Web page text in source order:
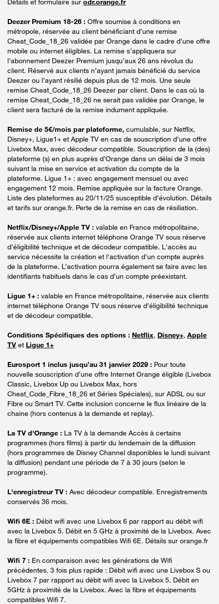
Deezer Premium 18-26 : Offre soumise à conditions en
métropole, réservée au client bénéficiant d’une remise
Cheat_Code_18_26 validée par Orange dans le cadre d’une offre
mobile ou internet éligibles. La remise s’appliquera sur
l’abonnement Deezer Premium jusqu’aux 26 ans révolus du
client. Réservé aux clients n’ayant jamais bénéficié du service
Deezer ou l’ayant résilié depuis plus de 12 mois. Une seule
remise Cheat_Code_18_26 Deezer par client. Dans le cas où la
remise Cheat_Code_18_26 ne serait pas validée par Orange, le
client sera facturé de la remise indument appliquée.
Remise de 5€/mois par plateforme, cumulable, sur Netflix,
Disney+, Ligue1+ et Apple TV en cas de souscription d’une offre
Livebox Max, avec décodeur compatible. Souscription de la (des)
plateforme (s) en plus auprès d’Orange dans un délai de 3 mois
suivant la mise en service et activation du compte de la
plateforme. Ligue 1+ : avec engagement mensuel ou avec
engagement 12 mois. Remise appliquée sur la facture Orange.
Liste des plateformes au 20/11/25 susceptible d’évolution. Détails
et tarifs sur orange.fr. Perte de la remise en cas de résiliation.
Netflix/Disney+/Apple TV : valable en France métropolitaine,
réservée aux clients internet téléphone Orange TV sous réserve
d’éligibilité technique et de décodeur compatible. L'accès au
service nécessite la création et l'activation d'un compte auprès
de la plateforme. L’activation pourra également se faire avec les
identifiants habituels dans le cas d’un compte préexistant.
Ligue 1+ : valable en France métropolitaine, réservée aux clients
internet téléphone Orange TV sous réserve d’éligibilité technique
et de décodeur compatible.
Conditions Spécifiques des options : Netflix, Disney+, Apple
TV et Ligue 1+
Eurosport 1 inclus jusqu’au 31 janvier 2029 : Pour toute
nouvelle souscription d’une offre Internet Orange éligible (Livebox
Classic, Livebox Up ou Livebox Max, hors
Cheat_Code_Fibre_18_26 et Séries Spéciales), sur ADSL ou sur
Fibre ou Smart TV. Cette inclusion concerne le flux linéaire de la
chaine (hors contenus à la demande et replay).
La TV d'Orange : La TV à la demande Accès à certains
programmes (hors films) à partir du lendemain de la diffusion
(hors programmes de Disney Channel disponibles le lundi suivant
la diffusion) pendant une période de 7 à 30 jours (selon le
programme).
L'enregistreur TV : Avec décodeur compatible. Enregistrements
conservés 36 mois.
Wifi 6E : Débit wifi avec une Livebox 6 par rapport au débit wifi
avec la Livebox 5. Débit en 5 GHz à proximité de la Livebox. Avec
la fibre et équipements compatibles Wifi 6E. Détails sur orange.fr
Wifi 7 : En comparaison avec les générations de Wifi
précédentes. 3 fois plus rapide : Débit wifi avec une Livebox S ou
Livebox 7 par rapport au débit wifi avec la Livebox 5. Débit en
5GHz à proximité de la Livebox. Avec la fibre et équipements
compatibles Wifi 7.